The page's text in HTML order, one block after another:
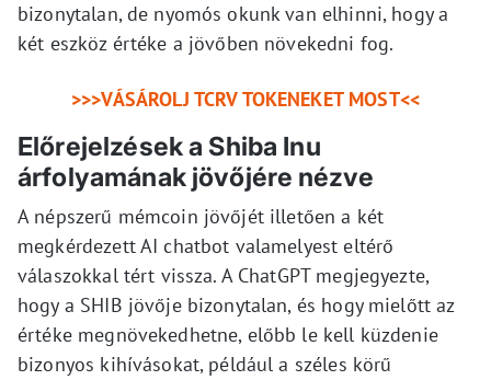
bizonytalan, de nyomós okunk van elhinni, hogy a
két eszköz értéke a jövőben növekedni fog.
>>>VÁSÁROLJ TCRV TOKENEKET MOST<<
Előrejelzések a Shiba Inu
árfolyamának jövőjére nézve
A népszerű mémcoin jövőjét illetően a két
megkérdezett AI chatbot valamelyest eltérő
válaszokkal tért vissza. A ChatGPT megjegyezte,
hogy a SHIB jövője bizonytalan, és hogy mielőtt az
értéke megnövekedhetne, előbb le kell küzdenie
bizonyos kihívásokat, például a széles körű